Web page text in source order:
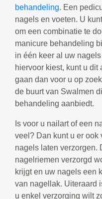
behandeling. Een
nagels en voeten. U
om een combinatie te
manicure behandeling
in één keer al uw
hiervoor kiest, kunt u
gaan dan voor u op
de buurt van Swalmen
behandeling aanbiedt.
Is voor u nailart of een
veel? Dan kunt u er ook
nagels laten verzorgen.
nagelriemen verzorgd
krijgt en uw nagels een
van nagellak. Uiteraard
u enkel verzorging wilt